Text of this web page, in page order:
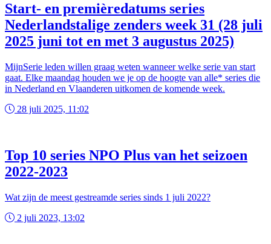
Start- en premièredatums series
Nederlandstalige zenders week 31 (28 juli
2025 juni tot en met 3 augustus 2025)
MijnSerie leden willen graag weten wanneer welke serie van start
gaat. Elke maandag houden we je op de hoogte van alle* series die
in Nederland en Vlaanderen uitkomen de komende week.
28 juli 2025, 11:02
Top 10 series NPO Plus van het seizoen
2022-2023
Wat zijn de meest gestreamde series sinds 1 juli 2022?
2 juli 2023, 13:02